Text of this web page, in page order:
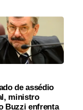
de assédio
ministro
Buzzi enfrenta